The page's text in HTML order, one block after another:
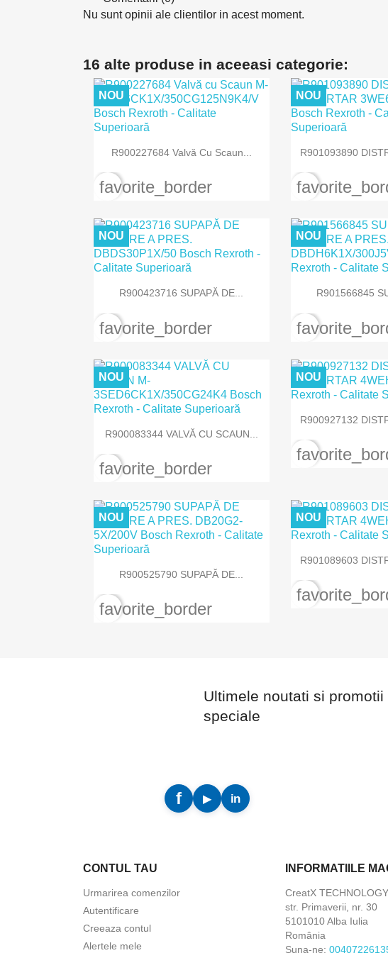
Nu sunt opinii ale clientilor in acest moment.
16 alte produse in aceeasi categorie:
 Vizualizare rapida
R900227684 Valvă Cu Scaun...
NOU
favorite_border

R901093890
NOU
 Vizualizare rapida
R900423716 SUPAPĂ DE...
NOU
favorite_border

R901566845
NOU
 Vizualizare rapida
R900083344 VALVĂ CU SCAUN...
NOU
favorite_border

R900927132
NOU
 Vizualizare rapida
R900525790 SUPAPĂ DE...
NOU
favorite_border

R901089603
NOU
Ultimele noutati si promotii
speciale
CONTUL TAU
Urmarirea comenzilor
Autentificare
Creeaza contul
Alertele mele
INFORMATIILE
CreatX
str. Primaverii, nr. 30
5101010 Alba Iulia
România
Suna-ne: